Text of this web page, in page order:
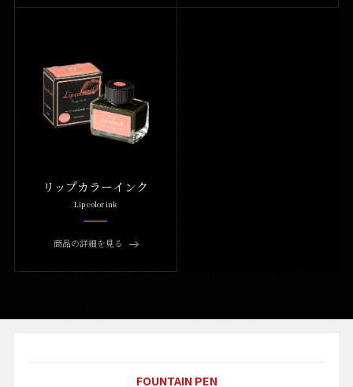
リップカラーインク
Lip color ink
商品の詳細を見る
FOUNTAIN PEN